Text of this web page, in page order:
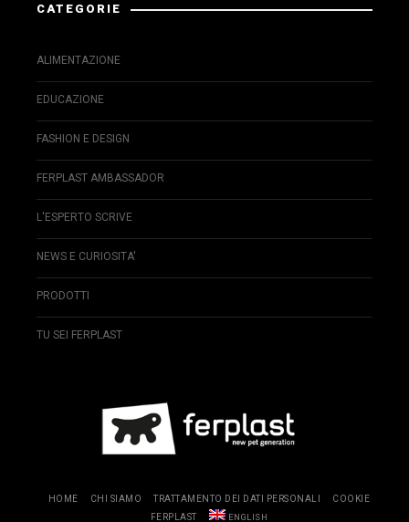
CATEGORIE
ALIMENTAZIONE
EDUCAZIONE
FASHION E DESIGN
FERPLAST AMBASSADOR
L'ESPERTO SCRIVE
NEWS E CURIOSITA'
PRODOTTI
TU SEI FERPLAST
HOME CHI SIAMO TRATTAMENTO DEI DATI PERSONALI
COOKIE
FERPLAST
ENGLISH